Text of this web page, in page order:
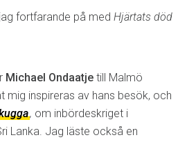
fortfarande på med Hjärtats död
Michael Ondaatje till Malmö
mig inspireras av hans besök, och
, om inbördeskriget i
Lanka. Jag läste också en